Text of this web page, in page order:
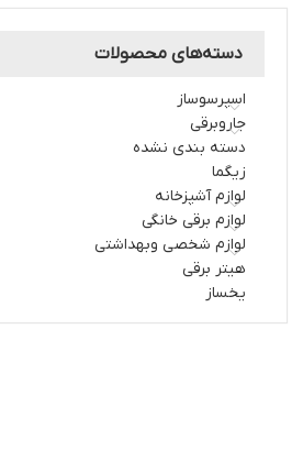
دسته‌های محصولات
اسپرسوساز
جاروبرقی
دسته بندی نشده
زیگما
لوازم آشپزخانه
لوازم برقی خانگی
لوازم شخصی وبهداشتی
هیتر برقی
یخساز